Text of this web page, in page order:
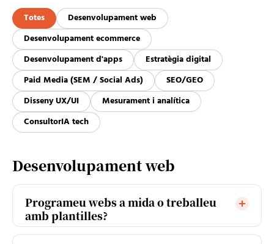
Totes
Desenvolupament web
Desenvolupament ecommerce
Desenvolupament d'apps
Estratègia digital
Paid Media (SEM / Social Ads)
SEO/GEO
Disseny UX/UI
Mesurament i analítica
ConsultorIA tech
Desenvolupament web
Programeu webs a mida o treballeu
amb plantilles?